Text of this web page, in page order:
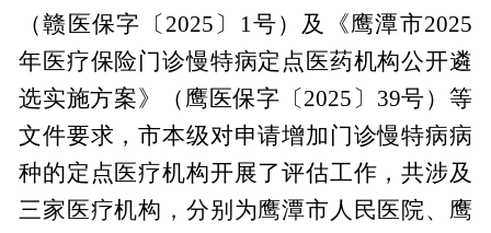
（赣医保字〔2025〕1号）及《鹰潭市2025
年医疗保险门诊慢特病定点医药机构公开遴
选实施方案》（鹰医保字〔2025〕39号）等
文件要求，市本级对申请增加门诊慢特病病
种的定点医疗机构开展了评估工作，共涉及
三家医疗机构，分别为鹰潭市人民医院、鹰